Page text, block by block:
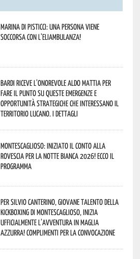
Marina di Pisticci: una persona viene
soccorsa con l’eliambulanza!
Bardi riceve l’onorevole Aldo Mattia per
fare il punto su queste emergenze e
opportunità strategiche che interessano il
territorio lucano. I dettagli
Montescaglioso: iniziato il conto alla
rovescia per la Notte Bianca 2026! Ecco il
programma
Per Silvio Canterino, giovane talento della
kickboxing di Montescaglioso, inizia
ufficialmente l’avventura in maglia
azzurra! Complimenti per la convocazione